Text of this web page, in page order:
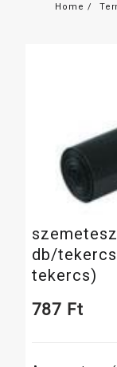
Home
db/
tekercs)
787 Ft